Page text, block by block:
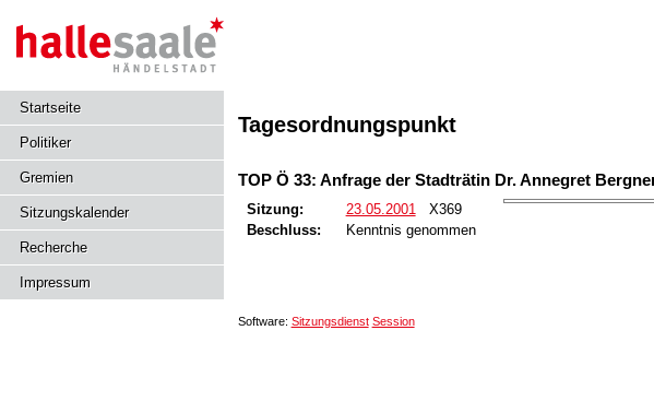
Startseite
Politiker
Gremien
Sitzungskalender
Recherche
Impressum
Tagesordnungspunkt
TOP Ö 33: Anfrage der Stadträtin Dr. Annegret
Sitzung: 23.05.2001X369
Beschluss:
Kenntnis genommen
Software: Sitzungsdienst Session